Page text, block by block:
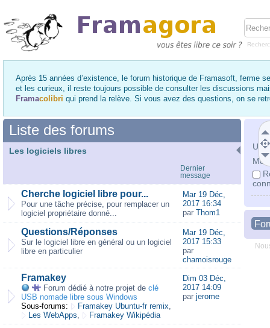
Après 15 années d’existence, le forum historique de Framasoft, ferme
et les curieux, il reste toujours possible de consulter les discussions
Framacolibri qui prend la relève. Si vous avez des questions, on se
Mot
Liste des forums
Les logiciels libres
Dernier
message
Cherche logiciel libre pour...
Pour une tâche précise, pour remplacer un
logiciel propriétaire donné...
Mar 19 Déc,
2017 16:34
par Thom1
Questions/Réponses
Sur le logiciel libre en général ou un logiciel
libre en particulier
Mar 19 Déc,
2017 15:33
par
chamoisrouge
Framakey
Forum dédié à notre projet de clé
USB nomade libre sous Windows
Sous-forums:
Framakey Ubuntu-fr remix,
Les WebApps, Framakey Wikipédia
Dim 03 Déc,
2017 14:09
par jerome